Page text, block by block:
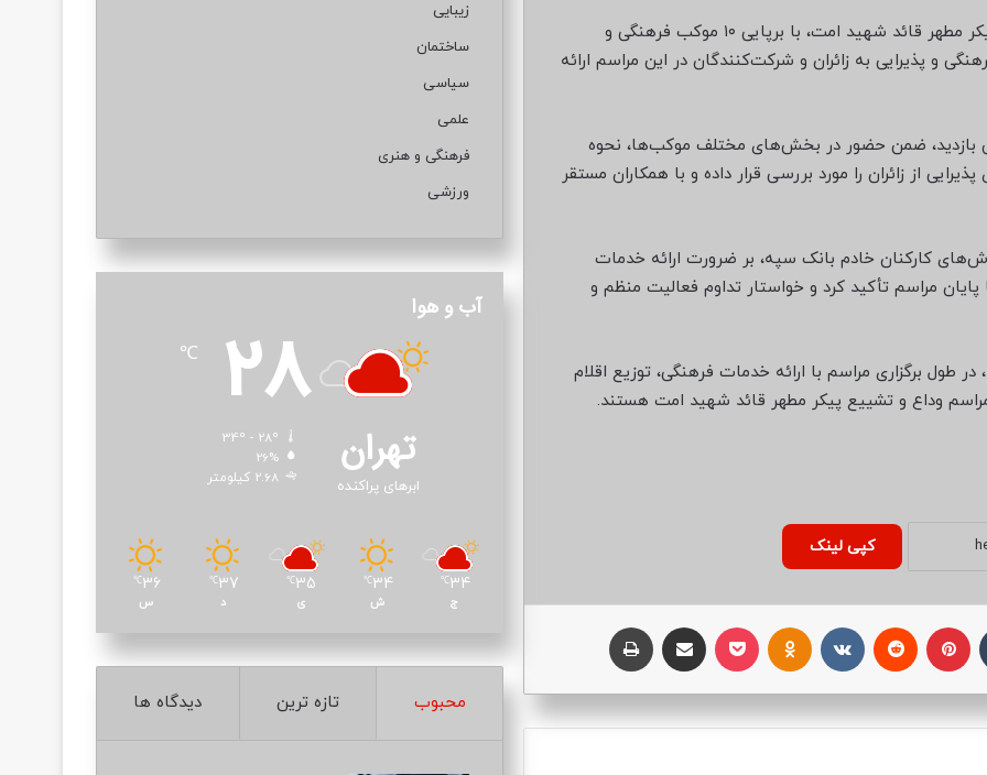
بانک سپه همزمان با برگزاری مراسم وداع و تشییع پیکر مطهر قائد شهید امت، با برپایی ۱۰ موکب فرهنگی و
و پذیرایی به زائران و شرکت‌کنندگان در این مراسم ارائه
بازدید، ضمن حضور در بخش‌های مختلف موکب‌ها، نحوه
از زائران را مورد بررسی قرار داده و با همکاران مستقر
کارکنان خادم بانک سپه، بر ضرورت ارائه خدمات
مراسم تأکید کرد و خواستار تداوم فعالیت منظم و
برگزاری مراسم با ارائه خدمات فرهنگی، توزیع اقلام
مراسم وداع و تشییع پیکر مطهر قائد شهید امت هستند.
کپی لینک
زیبایی
ساختمان
سیاسی
علمی
فرهنگی و هنری
ورزشی
آب و هوا
تهران
ابرهای پراکنده
28
℃
26%
2.68 کیلومتر
34
℃
ج
34
℃
ش
35
℃
ی
37
℃
د
36
℃
س
محبوب تازه ترین دیدگاه ها